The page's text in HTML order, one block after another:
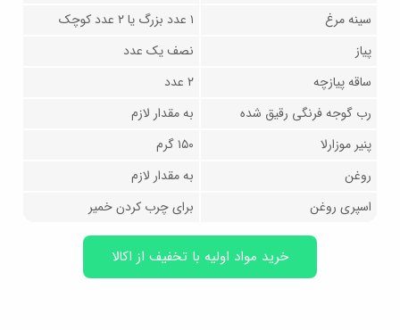
سینه مرغ
۱ عدد بزرگ یا ۲ عدد کوچک
پیاز
نصف یک عدد
ساقه پیازچه
۲ عدد
رب گوجه فرنگی رقیق شده
به مقدار لازم
پنیر موزارلا
۱۵۰ گرم
روغن
به مقدار لازم
اسپری روغن
برای چرب کردن خمیر
خرید مواد اولیه با تخفیف از اکالا